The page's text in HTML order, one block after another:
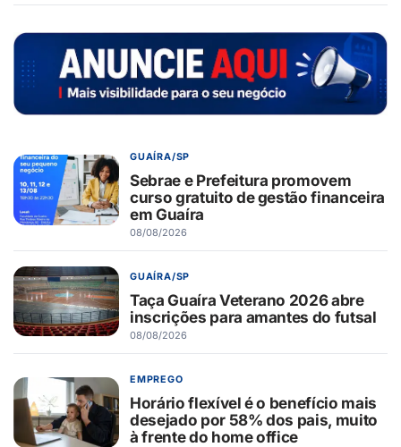
GUAÍRA/SP
Sebrae e Prefeitura promovem
curso gratuito de gestão financeira
em Guaíra
08/08/2026
GUAÍRA/SP
Taça Guaíra Veterano 2026 abre
inscrições para amantes do futsal
08/08/2026
EMPREGO
Horário flexível é o benefício mais
desejado por 58% dos pais, muito
à frente do home office